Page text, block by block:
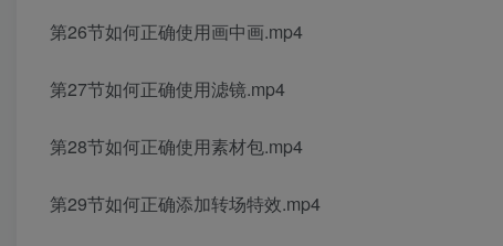
第26节如何正确使用画中画.mp4
第27节如何正确使用滤镜.mp4
第28节如何正确使用素材包.mp4
第29节如何正确添加转场特效.mp4